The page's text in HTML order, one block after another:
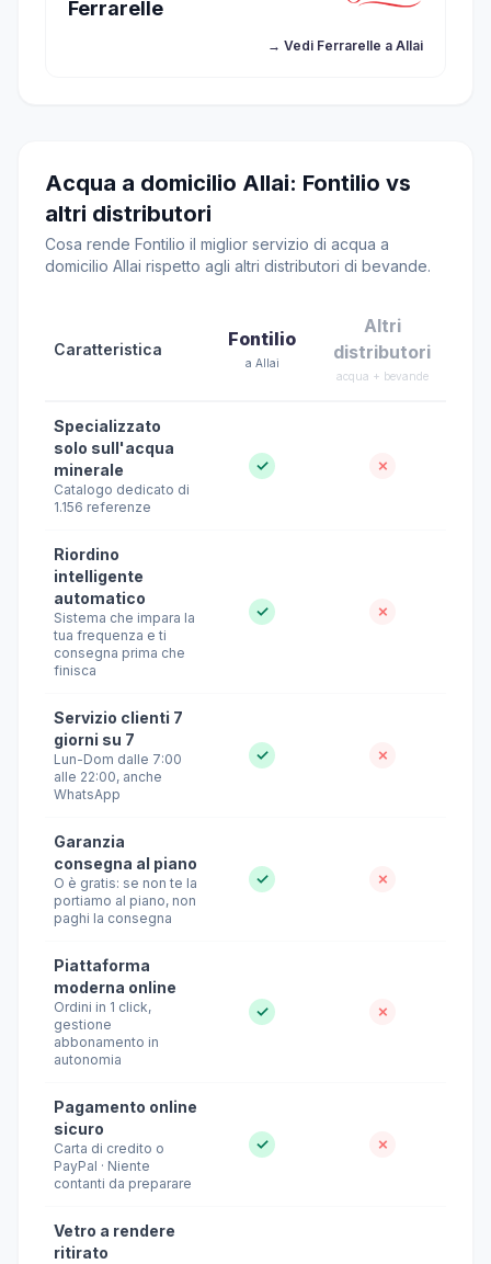
Ferrarelle
→ Vedi Ferrarelle a Allai
Acqua a domicilio Allai: Fontilio vs
altri distributori
Cosa rende Fontilio il miglior servizio di acqua a
domicilio Allai rispetto agli altri distributori di bevande.
Caratteristica Fontilio
a Allai
Altri
distributori
acqua + bevande
Specializzato
solo sull'acqua
minerale
Catalogo dedicato di
1.156 referenze
✓ ✗
Riordino
intelligente
automatico
Sistema che impara la
tua frequenza e ti
consegna prima che
finisca
✓ ✗
Servizio clienti 7
giorni su 7
Lun-Dom dalle 7:00
alle 22:00, anche
WhatsApp
✓ ✗
Garanzia
consegna al piano
O è gratis: se non te la
portiamo al piano, non
paghi la consegna
✓ ✗
Piattaforma
moderna online
Ordini in 1 click,
gestione
abbonamento in
autonomia
✓ ✗
Pagamento online
sicuro
Carta di credito o
PayPal · Niente
contanti da preparare
✓ ✗
Vetro a rendere
ritirato